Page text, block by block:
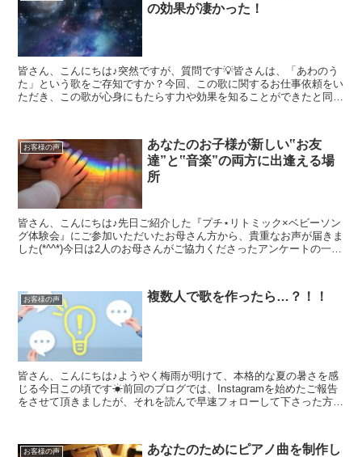
の効果が凄かった！
皆さん、こんにちは♪突然ですが、質問です💡皆さんは、「あわのう
た」という歌をご存知ですか？今回、この歌に関するお仕事依頼をい
ただき、この歌が心身にもたらす力や効果を知ることができたと同時
お客様の声
あなたのお子様が新しい‟お友
達”と‟音楽”の両方に出逢える場
所
皆さん、こんにちは♪先日ご紹介した『プチ⋆リトミック×ベビーソン
グ体験会』にご参加いただいたお母さん方から、貴重なお声が届きま
した(*^^*)今日は2人のお母さんがご協力くださったアンケートの一部
お客様の声 複数人で歌を作ったら…？！！
皆さん、こんにちは♪ようやく梅雨が明けて、本格的な夏の暑さを感
じる今日この頃です☀前回のブログでは、Instagramを始めたご報告
をさせて頂きましたが、それを読んで早速フォローして下さった方が
お客様の声
あなたのためにピアノ曲を制作し